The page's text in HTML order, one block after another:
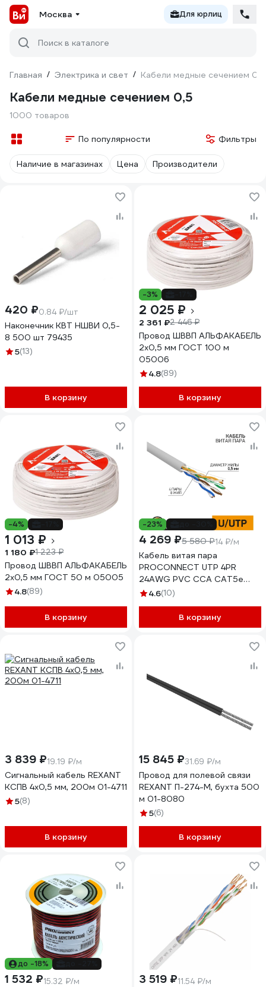
Москва Для юрлиц
Поиск в каталоге
Главная / Электрика и свет / Кабели медные сечением 0,5
Кабели медные сечением 0,5
1000 товаров
По популярности Фильтры
Наличие в магазинах Цена Производители
420 ₽0.84 ₽/шт
Наконечник КВТ НШВИ 0,5-
8 500 шт 79435
5(13)
В корзину
-3%
2 025 ₽
2 361 ₽2 446 ₽
Провод ШВВП АЛЬФАКАБЕЛЬ
2х0,5 мм ГОСТ 100 м
05006
4.8(89)
В корзину
-4%
1 013 ₽
1 180 ₽1 223 ₽
Провод ШВВП АЛЬФАКАБЕЛЬ
2х0,5 мм ГОСТ 50 м 05005
4.8(89)
В корзину
-23%
4 269 ₽5 580 ₽14 ₽/м
Кабель витая пара
PROCONNECT UTP 4PR
24AWG PVC CCA CAT5e
внутренний 305м 01-0043-3
4.6(10)
В корзину
3 839 ₽19.19 ₽/м
Сигнальный кабель REXANT
КСПВ 4х0,5 мм, 200м 01-4711
5(8)
В корзину
15 845 ₽31.69 ₽/м
Провод для полевой связи
REXANT П-274-М, бухта 500
м 01-8080
5(6)
В корзину
до -18%
1 532 ₽15.32 ₽/м 3 519 ₽11.54 ₽/м